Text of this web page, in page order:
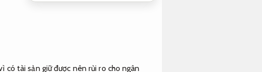
có tài sản giữ được nên rủi ro cho ngân